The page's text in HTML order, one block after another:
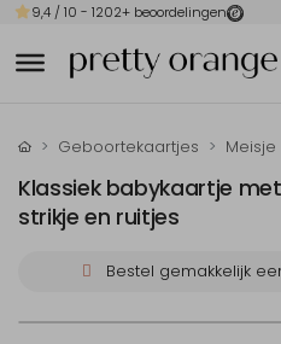
9,4 / 10 - 1202+ beoordelingen
Geboortekaartjes Meisje
Klassiek babykaartje
strikje en ruitjes
Bestel gemakkelijk